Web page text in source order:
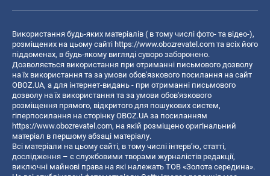
Використання будь-яких матеріалів ( в тому числі фото- та відео-),
розміщених на цьому сайті https://www.obozrevatel.com та всіх його
піддоменах, в будь-якому вигляді суворо заборонено.
Дозволяється використання при отриманні письмового дозволу
на їх використання та за умови обов'язкового посилання на сайт
OBOZ.UA, а для інтернет-видань - при отриманні письмового
дозволу на їх використання та за умови обов'язкового
розміщення прямого, відкритого для пошукових систем,
гіперпосилання на сторінку OBOZ.UA за посиланням
https://www.obozrevatel.com, на якій розміщено оригінальний
матеріал в першому абзаці матеріалу.
Всі матеріали на цьому сайті, в тому числі інтерв’ю, статті,
дослідження – є службовими творами журналістів редакції,
виключні майнові права на які належать ТОВ «Золота середина».